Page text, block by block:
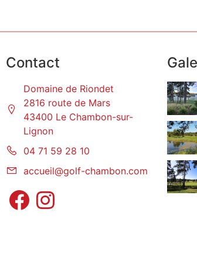
Contact
Domaine de Riondet
2816 route de Mars
43400 Le Chambon-sur-
Lignon
04 71 59 28 10
accueil@golf-chambon.com